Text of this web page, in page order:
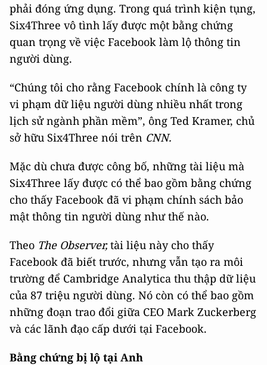
phải đóng ứng dụng. Trong quá trình kiện tụng,
Six4Three vô tình lấy được một bằng chứng
quan trọng về việc Facebook làm lộ thông tin
người dùng.
“Chúng tôi cho rằng Facebook chính là công ty
vi phạm dữ liệu người dùng nhiều nhất trong
lịch sử ngành phần mềm”, ông Ted Kramer, chủ
sở hữu Six4Three nói trên CNN.
Mặc dù chưa được công bố, những tài liệu mà
Six4Three lấy được có thể bao gồm bằng chứng
cho thấy Facebook đã vi phạm chính sách bảo
mật thông tin người dùng như thế nào.
Theo The Observer,tài liệu này cho thấy
Facebook đã biết trước, nhưng vẫn tạo ra môi
trường để Cambridge Analytica thu thập dữ liệu
của 87 triệu người dùng. Nó còn có thể bao gồm
những đoạn trao đổi giữa CEO Mark Zuckerberg
và các lãnh đạo cấp dưới tại Facebook.
Bằng chứng bị lộ tại Anh